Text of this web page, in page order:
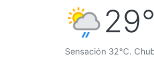
Sensación 32°C.